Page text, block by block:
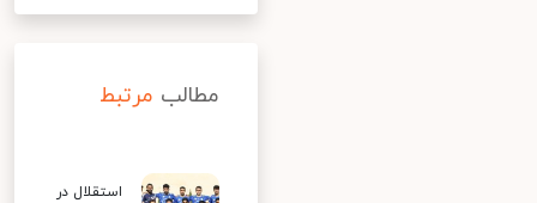
مطالب مرتبط
استقلال در